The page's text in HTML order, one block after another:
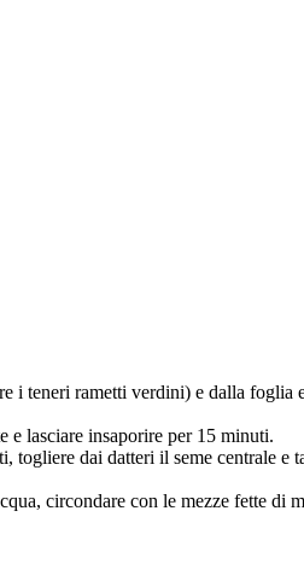
i teneri rametti verdini) e dalla foglia
lasciare insaporire per 15 minuti.
togliere dai datteri il seme centrale e
circondare con le mezze fette di